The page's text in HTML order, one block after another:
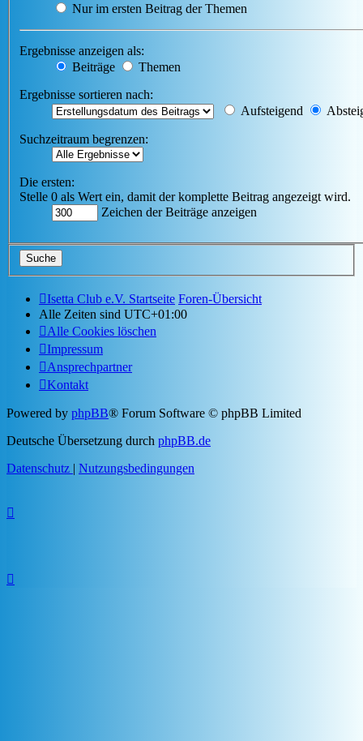
Nur im ersten Beitrag der Themen
Ergebnisse anzeigen als:
Beiträge
Themen
Ergebnisse sortieren nach:
Aufsteigend
Suchzeitraum begrenzen:
Die ersten:
Stelle 0 als Wert ein, damit der komplette Beitrag angezeigt wird.
Zeichen der Beiträge anzeigen
Isetta Club e.V. Startseite Foren-Übersicht
Alle Zeiten sind UTC+01:00
Alle Cookies löschen
Impressum
Ansprechpartner
Kontakt
Powered by phpBB® Forum Software © phpBB Limited
Deutsche Übersetzung durch phpBB.de
Datenschutz | Nutzungsbedingungen